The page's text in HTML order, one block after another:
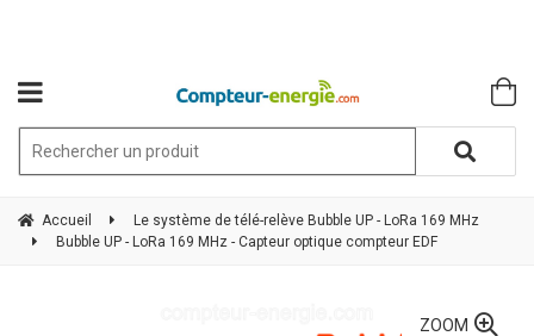
Accueil
Le système de télé-relève Bubble UP - LoRa 169 MHz
Bubble UP - LoRa 169 MHz - Capteur optique compteur EDF
ZOOM